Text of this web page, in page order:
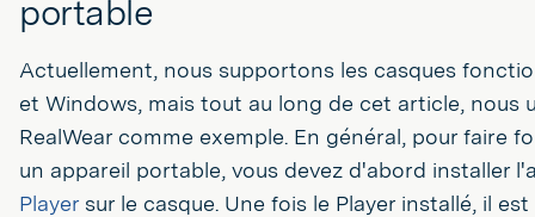
portable
Actuellement, nous supportons les casques
et Windows, mais tout au long de cet article, nous
RealWear comme exemple. En général, pour faire
un appareil portable, vous devez d'abord installer
Player sur le casque. Une fois le Player installé, il